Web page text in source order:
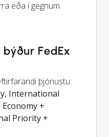
eða í gegnum
FedEx
þjónustu:
International
+
Priority +